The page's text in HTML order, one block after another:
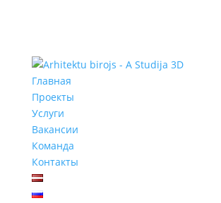
Главная
Проекты
Услуги
Вакансии
Команда
Контакты